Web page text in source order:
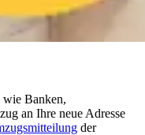
wie Banken,
an Ihre neue Adresse
der